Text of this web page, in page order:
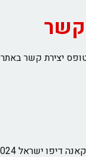
קשר
יצירת קשר באתר
דיפו ישראל 2024 ©